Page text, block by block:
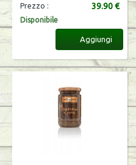
Prezzo : 39.90 €
Disponibile
Aggiungi